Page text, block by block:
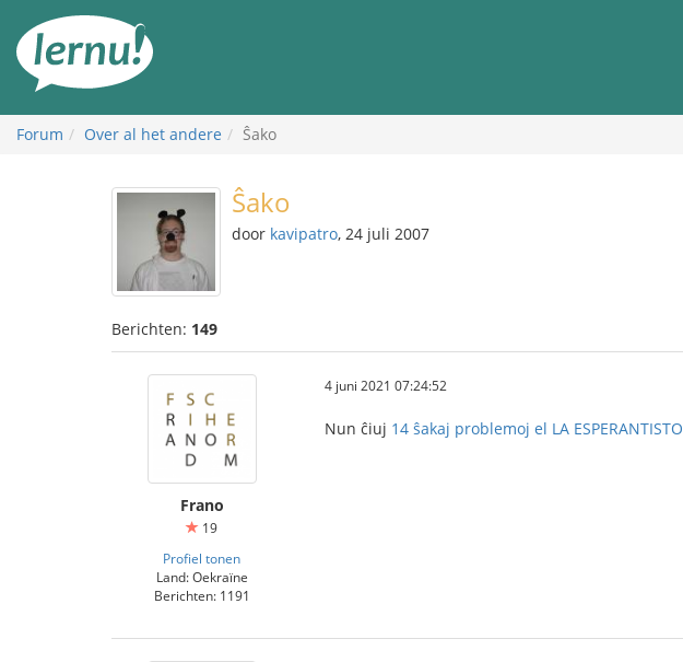
inhoud
Forum Over al het andere Ŝako
Ŝako
door kavipatro, 24 juli 2007
Berichten: 149
Frano
19
Profiel tonen
Land: Oekraïne
Berichten: 1191
4 juni 2021 07:24:52
Nun ĉiuj 14 ŝakaj problemoj el LA ESPERANTISTO